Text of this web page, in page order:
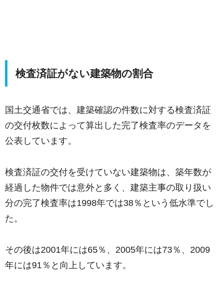
検査済証がない建築物の割合
国土交通省では、建築確認の件数に対する検査済証
の交付枚数によって算出した完了検査率のデータを
公表しています。
検査済証の交付を受けていない建築物は、築年数が
経過した物件では意外と多く、建築主事の取り扱い
分の完了検査率は1998年では38％という低水準でし
た。
その後は2001年には65％、2005年には73％、2009
年には91％と向上しています。